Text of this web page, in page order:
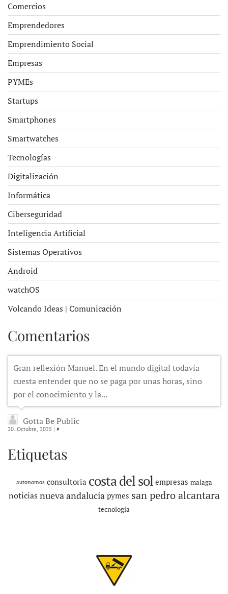
Comercios
Emprendedores
Emprendimiento Social
Empresas
PYMEs
Startups
Smartphones
Smartwatches
Tecnologías
Digitalización
Informática
Ciberseguridad
Inteligencia Artificial
Sistemas Operativos
Android
watchOS
Volcando Ideas | Comunicación
Comentarios
Gran reflexión Manuel. En el mundo digital todavía
cuesta entender que no se paga por unas horas, sino
por el conocimiento y la...
Gotta Be Public
20. Octubre, 2025 | #
Etiquetas
autonomos consultoria costa del sol empresas malaga
noticias nueva andalucia pymes san pedro alcantara
tecnologia